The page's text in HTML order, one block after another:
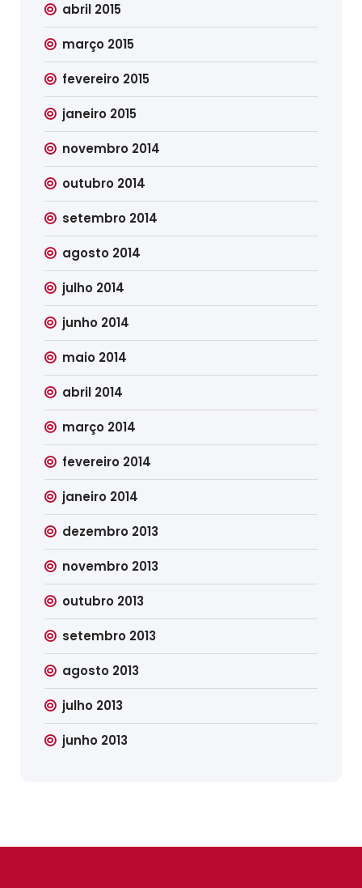
abril 2015
março 2015
fevereiro 2015
janeiro 2015
novembro 2014
outubro 2014
setembro 2014
agosto 2014
julho 2014
junho 2014
maio 2014
abril 2014
março 2014
fevereiro 2014
janeiro 2014
dezembro 2013
novembro 2013
outubro 2013
setembro 2013
agosto 2013
julho 2013
junho 2013